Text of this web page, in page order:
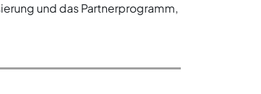
und das Partnerprogramm,